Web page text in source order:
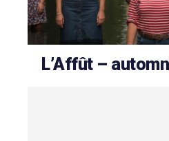
L’Affût –